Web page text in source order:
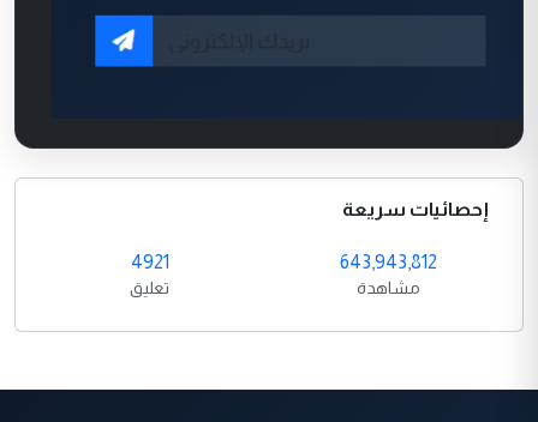
إحصائيات سريعة
643,943,812
مشاهدة
4921
تعليق